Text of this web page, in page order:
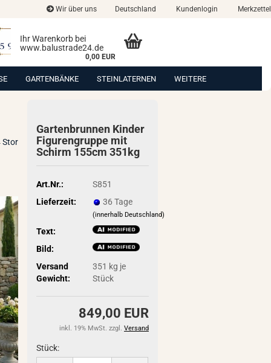
Wir über uns Deutschland Kundenlogin Merkzettel
Ihr Warenkorb bei
www.balustrade24.de
0,00 EUR
GARTENBÄNKE STEINLATERNEN WEITERE
Stor
Gar­ten­brun­nen Kin­der
Fi­gu­ren­grup­pe mit
Schirm 155cm 351kg
Art.Nr.:
S851
Lieferzeit:
36 Tage
(innerhalb Deutschland)
Text:
Bild:
Versand
Gewicht:
351 kg je
Stück
849,00 EUR
inkl. 19% MwSt. zzgl. Versand
Stück: